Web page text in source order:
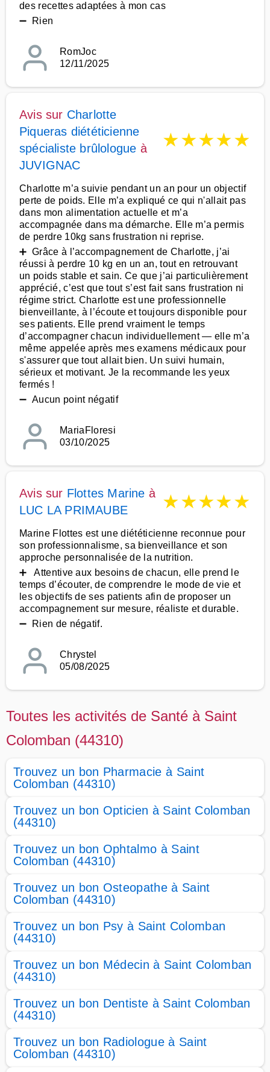
des recettes adaptées à mon cas
➖ Rien
RomJoc
12/11/2025
Avis sur Charlotte
Piqueras diététicienne
spécialiste brûlologue à
JUVIGNAC
★★★★★
Charlotte m’a suivie pendant un an pour un objectif
perte de poids. Elle m’a expliqué ce qui n'allait pas
dans mon alimentation actuelle et m’a
accompagnée dans ma démarche. Elle m’a permis
de perdre 10kg sans frustration ni reprise.
➕ Grâce à l’accompagnement de Charlotte, j’ai
réussi à perdre 10 kg en un an, tout en retrouvant
un poids stable et sain. Ce que j’ai particulièrement
apprécié, c’est que tout s’est fait sans frustration ni
régime strict. Charlotte est une professionnelle
bienveillante, à l’écoute et toujours disponible pour
ses patients. Elle prend vraiment le temps
d’accompagner chacun individuellement — elle m’a
même appelée après mes examens médicaux pour
s'assurer que tout allait bien. Un suivi humain,
sérieux et motivant. Je la recommande les yeux
fermés !
➖ Aucun point négatif
MariaFloresi
03/10/2025
Avis sur Flottes Marine à
LUC LA PRIMAUBE
★★★★★
Marine Flottes est une diététicienne reconnue pour
son professionnalisme, sa bienveillance et son
approche personnalisée de la nutrition.
➕ Attentive aux besoins de chacun, elle prend le
temps d’écouter, de comprendre le mode de vie et
les objectifs de ses patients afin de proposer un
accompagnement sur mesure, réaliste et durable.
➖ Rien de négatif.
Chrystel
05/08/2025
Toutes les activités de Santé à Saint
Colomban (44310)
Trouvez un bon Pharmacie à Saint
Colomban (44310)
Trouvez un bon Opticien à Saint Colomban
(44310)
Trouvez un bon Ophtalmo à Saint
Colomban (44310)
Trouvez un bon Osteopathe à Saint
Colomban (44310)
Trouvez un bon Psy à Saint Colomban
(44310)
Trouvez un bon Médecin à Saint Colomban
(44310)
Trouvez un bon Dentiste à Saint Colomban
(44310)
Trouvez un bon Radiologue à Saint
Colomban (44310)